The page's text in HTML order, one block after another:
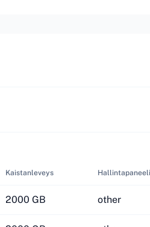
Kaistanleveys Hallintapaneeli
2000 GB other